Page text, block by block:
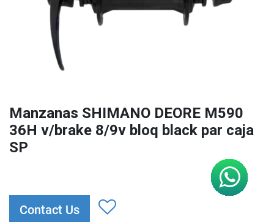
Manzanas SHIMANO DEORE M590
36H v/brake 8/9v bloq black par caja
SP
Contact Us